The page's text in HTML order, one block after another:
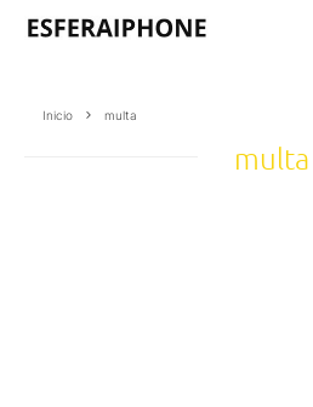
Inicio multa
multa